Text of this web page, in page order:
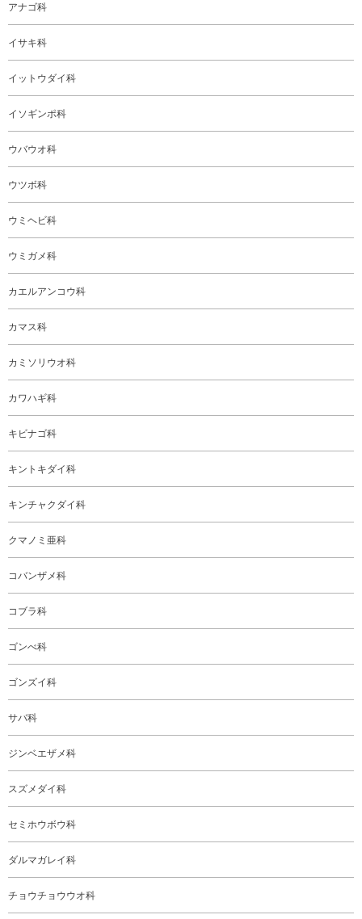
アナゴ科
イサキ科
イットウダイ科
イソギンポ科
ウバウオ科
ウツボ科
ウミヘビ科
ウミガメ科
カエルアンコウ科
カマス科
カミソリウオ科
カワハギ科
キビナゴ科
キントキダイ科
キンチャクダイ科
クマノミ亜科
コバンザメ科
コブラ科
ゴンべ科
ゴンズイ科
サバ科
ジンベエザメ科
スズメダイ科
セミホウボウ科
ダルマガレイ科
チョウチョウウオ科